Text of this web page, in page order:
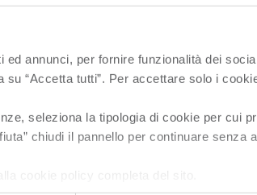
annunci, per fornire funzionalità dei
“Accetta tutti”. Per accettare solo i
seleziona la tipologia di cookie per cui
chiudi il pannello per continuare senza